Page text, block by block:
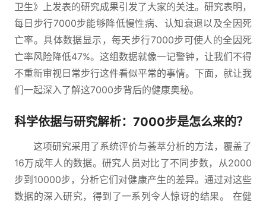
卫生》上发表的研究成果引发了大家的关注。研究表明，
每日步行7000步能够降低慢性病、认知衰退以及全因死
亡率。具体数据显示，每天步行7000步可使人的全因死
亡率风险降低47%。这组数据就像一记警钟，让我们不得
不重新审视日常步行这件看似平常的事情。下面，就让我
们一起深入了解这7000步背后的健康奥秘。
科学依据与研究解析：7000步是怎么来的？
这项研究采用了系统评价与荟萃分析的方法，覆盖了
16万成年人的数据。研究人员对比了不同步数，从2000
步到10000步，分析它们对健康产生的差异。通过对这些
数据的深入研究，得到了一系列令人惊讶的结果。 在健